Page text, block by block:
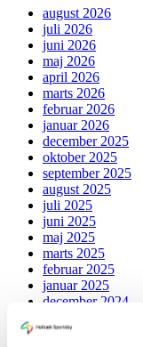
august 2026
juli 2026
juni 2026
maj 2026
april 2026
marts 2026
februar 2026
januar 2026
december 2025
oktober 2025
september 2025
august 2025
juli 2025
juni 2025
maj 2025
marts 2025
februar 2025
januar 2025
december 2024
oktober 2024